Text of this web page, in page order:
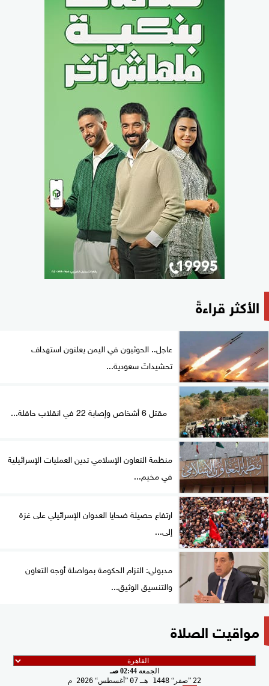
الأكثر قراءةً
عاجل.. الحوثيون في اليمن يعلنون استهداف
تحشيداتَ سعودية...
مقتل 6 أشخاص وإصابة 22 في انقلاب حافلة...
منظمة التعاون الإسلامي تدين العمليات الإسرائيلية
في مخيم...
ارتفاع حصيلة ضحايا العدوان الإسرائيلي على غزة
إلى...
مدبولي: التزام الحكومة بمواصلة أوجه التعاون
والتنسيق الوثيق...
مواقيت الصلاة
الجمعة 02:44 صـ
22 صفر 1448 هـ 07 أغسطس 2026 م